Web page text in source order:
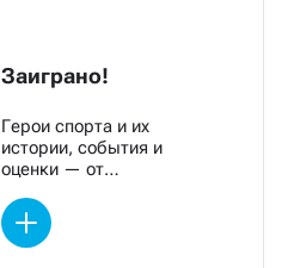
Заиграно!
Герои спорта и их
истории, события и
оценки — от